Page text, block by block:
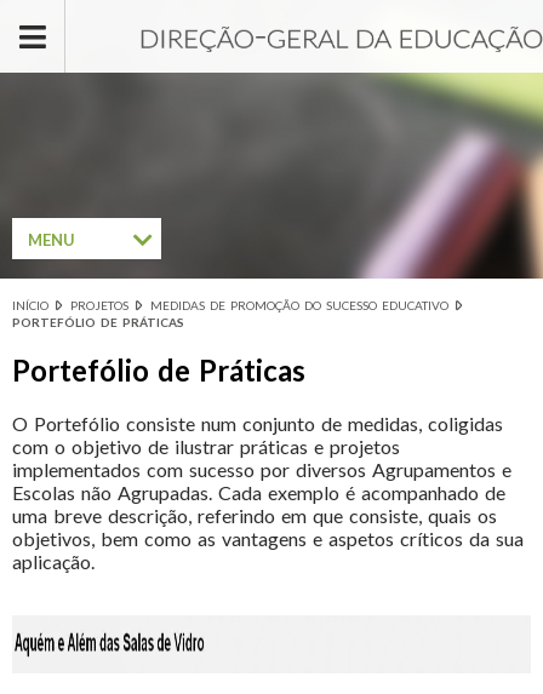
Está aqui
INÍCIO PROJETOS
MEDIDAS DE PROMOÇÃO DO SUCESSO EDUCATIVO
PORTEFÓLIO DE PRÁTICAS
Portefólio de Práticas
O Portefólio consiste num conjunto de medidas, coligidas
com o objetivo de ilustrar práticas e projetos
implementados com sucesso por diversos Agrupamentos e
Escolas não Agrupadas. Cada exemplo é acompanhado de
uma breve descrição, referindo em que consiste, quais os
objetivos, bem como as vantagens e aspetos críticos da sua
aplicação.
MENU